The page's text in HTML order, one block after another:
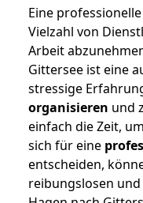
Eine professionelle
Vielzahl von
Arbeit
Gittersee ist eine
stressige
organisieren und
einfach die Zeit,
sich für eine
entscheiden,
reibungslosen